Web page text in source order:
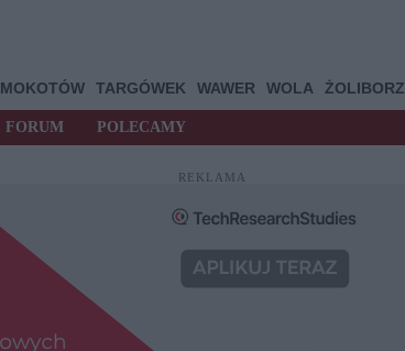
MOKOTÓW TARGÓWEK WAWER WOLA ŻOLIBORZ
FORUM POLECAMY
REKLAMA